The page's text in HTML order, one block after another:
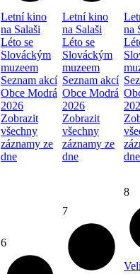
Letní kino
na Salaši
Léto se
Slováckým
muzeem
Seznam akcí
Obce Modrá
2026
Zobrazit
všechny
záznamy ze
dne
Letní kino
na Salaši
Léto se
Slováckým
muzeem
Seznam akcí
Obce Modrá
2026
Zobrazit
všechny
záznamy ze
dne
na
dne
6
7
8